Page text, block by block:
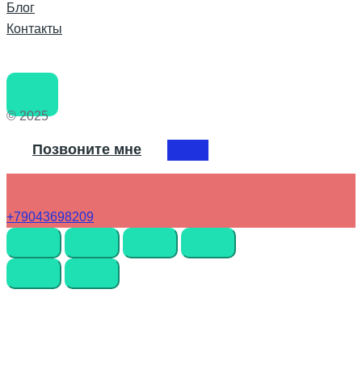
Блог
Контакты
© 2025
Позвоните мне
+79043698209